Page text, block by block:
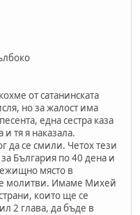
от сатанинската
но за жалост има
една сестра каза
тя я наказала.
да се смили. Четох тези
България по 40 дена и
място в
молитви. Имаме Михей
които ще се
2 глава, да бъде в